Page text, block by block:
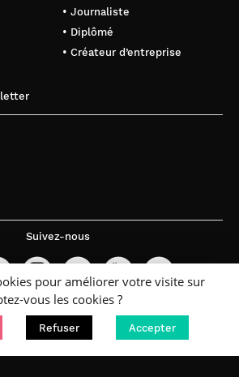
• Journaliste
• Diplômé
• Créateur d’entreprise
Suivez-nous
pour améliorer votre visite sur
vous les cookies ?
Refuser Accepter